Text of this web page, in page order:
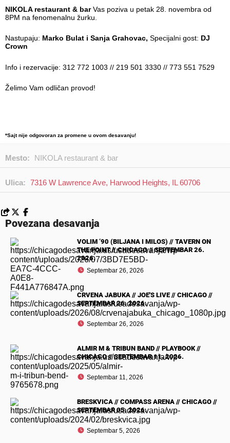
NIKOLA restaurant & bar Vas poziva u petak 28. novembra od
8PM na fenomenalnu žurku.
Nastupaju: Marko Bulat i Sanja Grahovac, Specijalni gost: DJ
Crown
Info i rezervacije: 312 772 1003 // 219 501 3330 // 773 551 7529
Želimo Vam odličan provod!
*Sajt nije odgovoran za promene u ovom desavanju!
Mesto: NIKOLA restaurant & bar
Ulica: 7316 W Lawrence Ave, Harwood Heights, IL 60706
Povezana desavanja
VOLIM ’90 (BILJANA I MILOS) // TAVERN ON
THE POINT // CHICAGO // SEPTEMBAR 26.
2026.
Septembar 26, 2026
CRVENA JABUKA // JOE'S LIVE // CHICAGO //
SEPTEMBAR 26. 2026.
Septembar 26, 2026
ALMIR M & TRIBUN BAND // PLAYBOOK //
CHICAGO // SEPTEMBAR 11. 2026.
Septembar 11, 2026
BRESKVICA // COMPASS ARENA // CHICAGO //
SEPTEMBAR 05. 2026.
Septembar 5, 2026